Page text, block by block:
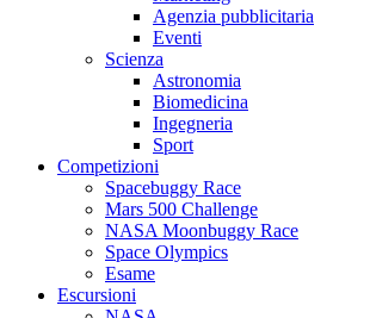
Agenzia pubblicitaria
Eventi
Scienza
Astronomia
Biomedicina
Ingegneria
Sport
Competizioni
Spacebuggy Race
Mars 500 Challenge
NASA Moonbuggy Race
Space Olympics
Esame
Escursioni